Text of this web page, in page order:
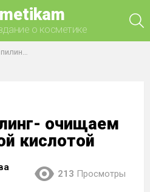
о косметике
кислотой
очищаем
кислотой
213 Просмотры